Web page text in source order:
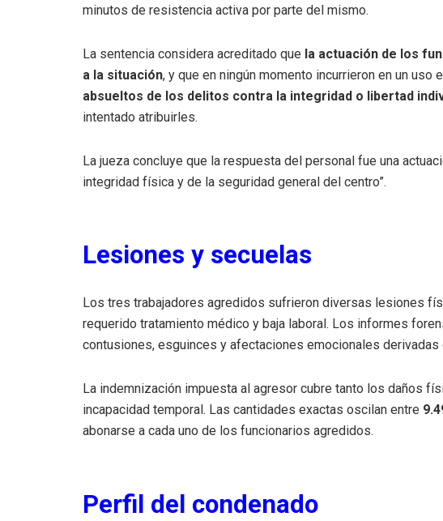
minutos de resistencia activa por parte del mismo.
La sentencia considera acreditado que la actuación de los
a la situación, y que en ningún momento incurrieron en un uso
absueltos de los delitos contra la integridad o libertad
intentado atribuirles.
La jueza concluye que la respuesta del personal fue una
integridad física y de la seguridad general del centro”.
Lesiones y secuelas
Los tres trabajadores agredidos sufrieron diversas lesiones
requerido tratamiento médico y baja laboral. Los informes
contusiones, esguinces y afectaciones emocionales
La indemnización impuesta al agresor cubre tanto los daños
incapacidad temporal. Las cantidades exactas oscilan entre
abonarse a cada uno de los funcionarios agredidos.
Perfil del condenado